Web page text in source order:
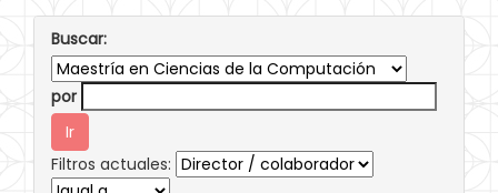
Buscar:
por
Filtros actuales: